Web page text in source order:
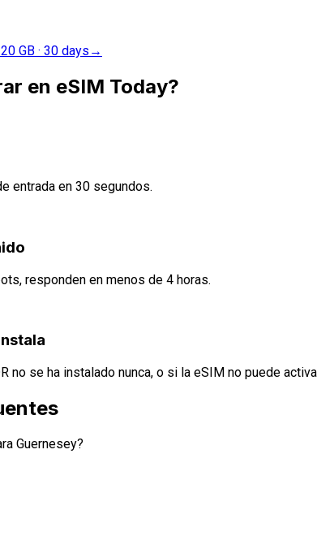
GB · 30 days →
en eSIM Today?
entrada en 30 segundos.
responden en menos de 4 horas.
no se ha instalado nunca, o si la eSIM no puede
Guernesey?